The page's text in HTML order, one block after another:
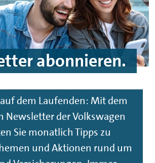
abonnieren.
dem Laufenden: Mit dem
Newsletterder Volkswagen
Sie monatlich Tipps zu
und Aktionen rund um